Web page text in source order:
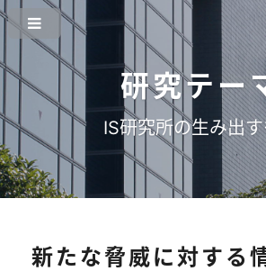
研究テー
IS研究所の生み出
新たな脅威に対する